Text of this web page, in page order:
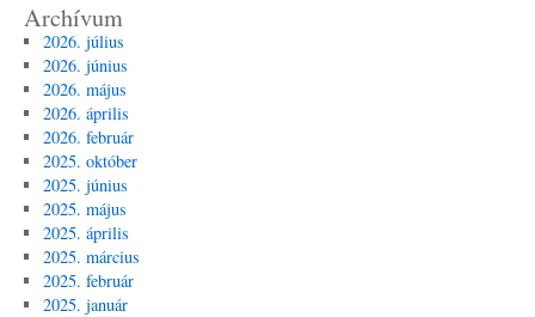
Archívum
2026. július
2026. június
2026. május
2026. április
2026. február
2025. október
2025. június
2025. május
2025. április
2025. március
2025. február
2025. január